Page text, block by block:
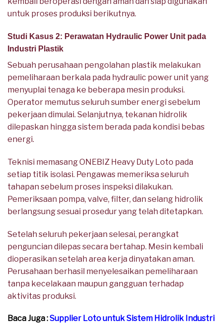
untuk proses produksi berikutnya.
Studi Kasus 2: Perawatan Hydraulic Power Unit pada
Industri Plastik
Sebuah perusahaan pengolahan plastik melakukan
pemeliharaan berkala pada hydraulic power unit yang
menyuplai tenaga ke beberapa mesin produksi.
Operator memutus seluruh sumber energi sebelum
pekerjaan dimulai. Selanjutnya, tekanan hidrolik
dilepaskan hingga sistem berada pada kondisi bebas
energi.
Teknisi memasang ONEBIZ Heavy Duty Loto pada
setiap titik isolasi. Pengawas memeriksa seluruh
tahapan sebelum proses inspeksi dilakukan.
Pemeriksaan pompa, valve, filter, dan selang hidrolik
berlangsung sesuai prosedur yang telah ditetapkan.
Setelah seluruh pekerjaan selesai, perangkat
penguncian dilepas secara bertahap. Mesin kembali
dioperasikan setelah area kerja dinyatakan aman.
Perusahaan berhasil menyelesaikan pemeliharaan
tanpa kecelakaan maupun gangguan terhadap
aktivitas produksi.
Baca Juga :Supplier Loto untuk Sistem Hidrolik Industri